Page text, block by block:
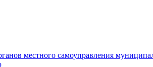
местного самоуправления